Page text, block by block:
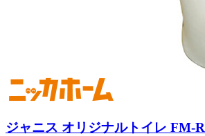
ジャニス オリジナルトイレ FM-R